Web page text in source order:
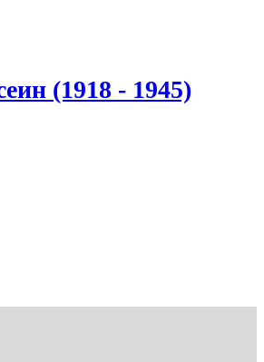
(1918 - 1945)